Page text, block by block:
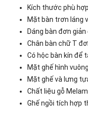
Kích thước phù
Mặt bàn trơn láng
Dáng bàn đơn
Chân bàn chữ T
Có hộc bàn kín để
Mặt ghế hình
Mặt ghế và lưng
Chất liệu gỗ
Ghế ngồi tích hợp